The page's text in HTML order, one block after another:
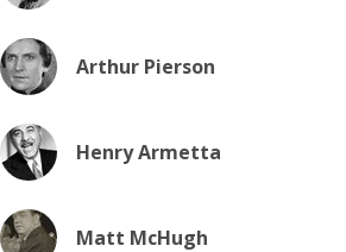
Arthur Pierson
Henry Armetta
Matt McHugh